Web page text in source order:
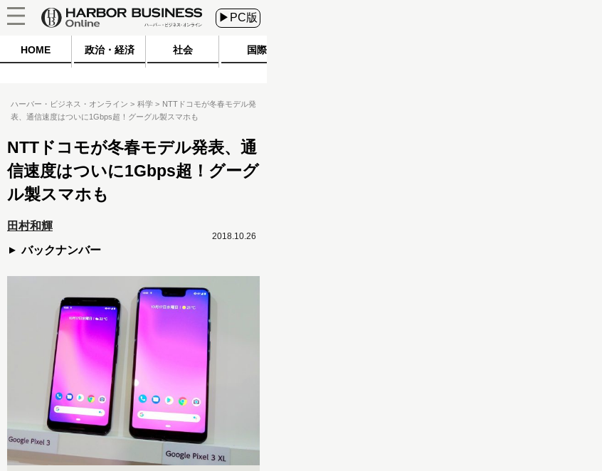
▶PC版
HOME 政治・経済 社会 国際
ハーバー・ビジネス・オンライン 科学
NTTドコモが冬春モデル発
表、通信速度はついに1Gbps超！グーグル製スマホも
NTTドコモが冬春モデル発表、通
信速度はついに1Gbps超！グーグ
ル製スマホも
田村和輝
バックナンバー
2018.10.26